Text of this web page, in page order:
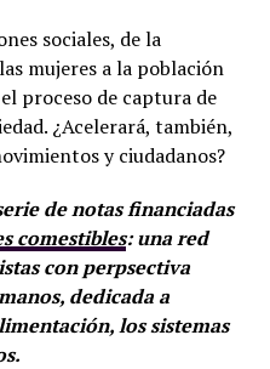
sociales, de la
mujeres a la población
proceso de captura de
¿Acelerará, también,
y ciudadanos?
de notas financiadas
comestibles: una red
con perpsectiva
dedicada a
los sistemas